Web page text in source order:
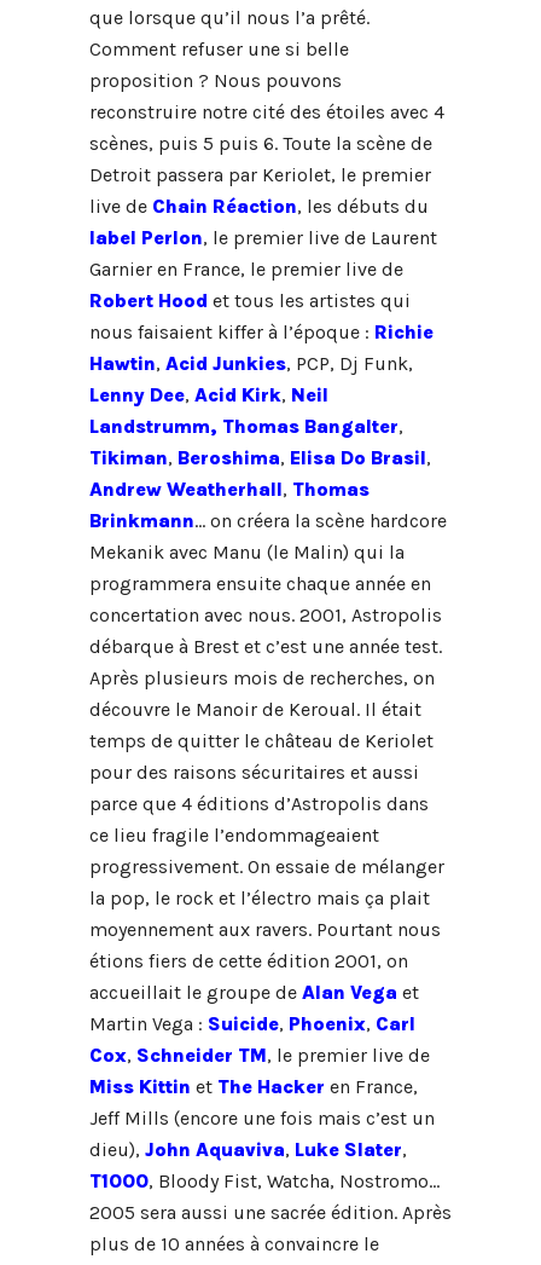
que lorsque qu’il nous l’a prêté.
Comment refuser une si belle
proposition ? Nous pouvons
reconstruire notre cité des étoiles avec 4
scènes, puis 5 puis 6. Toute la scène de
Detroit passera par Keriolet, le premier
live de Chain Réaction, les débuts du
label Perlon, le premier live de Laurent
Garnier en France, le premier live de
Robert Hood et tous les artistes qui
nous faisaient kiffer à l’époque : Richie
Hawtin, Acid Junkies, PCP, Dj Funk,
Lenny Dee, Acid Kirk, Neil
Landstrumm, Thomas Bangalter,
Tikiman, Beroshima, Elisa Do Brasil,
Andrew Weatherhall, Thomas
Brinkmann… on créera la scène hardcore
Mekanik avec Manu (le Malin) qui la
programmera ensuite chaque année en
concertation avec nous. 2001, Astropolis
débarque à Brest et c’est une année test.
Après plusieurs mois de recherches, on
découvre le Manoir de Keroual. Il était
temps de quitter le château de Keriolet
pour des raisons sécuritaires et aussi
parce que 4 éditions d’Astropolis dans
ce lieu fragile l’endommageaient
progressivement. On essaie de mélanger
la pop, le rock et l’électro mais ça plait
moyennement aux ravers. Pourtant nous
étions fiers de cette édition 2001, on
accueillait le groupe de Alan Vega et
Martin Vega : Suicide, Phoenix, Carl
Cox, Schneider TM, le premier live de
Miss Kittin et The Hacker en France,
Jeff Mills (encore une fois mais c’est un
dieu), John Aquaviva, Luke Slater,
T1000, Bloody Fist, Watcha, Nostromo…
2005 sera aussi une sacrée édition. Après
plus de 10 années à convaincre le